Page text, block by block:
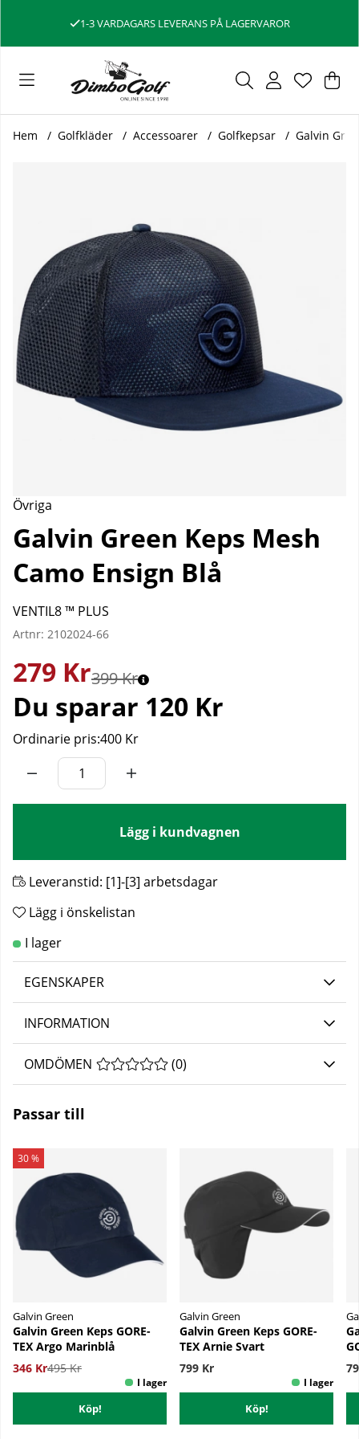
1-3 VARDAGARS LEVERANS PÅ LAGERVAROR
.
Hem Golfkläder Accessoarer Golfkepsar Galvin
Övriga
Galvin Green Keps Mesh
Camo Ensign Blå
VENTIL8 ™ PLUS
Artnr: 2102024-66
279 Kr399 Kr
Du sparar 120 Kr
Ordinarie pris:400 Kr
Lägg i kundvagnen
Leveranstid: [1]-[3] arbetsdagar
Lägg i önskelistan
EGENSKAPER
INFORMATION
OMDÖMEN MEDELBETYG 0 AV 5 ANTAL BETYG 0
(0)
Passar till
30 %
Galvin Green
Galvin Green Keps GORE-
TEX Argo Marinblå
346 Kr495 Kr
Köp!
Galvin Green
Galvin Green Keps GORE-
TEX Arnie Svart
799 Kr
Köp!